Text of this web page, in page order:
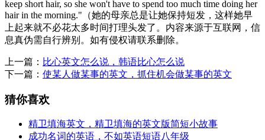
keep short hair, so she won't have to spend too much time doing her
hair in the morning."（她的母亲总是让她保持短发，这样她早
上起来就不必花太多时间打理头发了。内容来源于互联网，信
息真伪需自行辨别。如有侵权请联系删除。
上一篇： 比心英文怎么说，韩语比心怎么说
下一篇： 使某人做某事的英文，抓住机会做某事的英文
猜你喜欢
精卫填海英文，精卫填海的英文版简短小故事
成功名词的英语，不如英语短语八年级